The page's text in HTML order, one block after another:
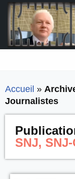
Aller
au
contenu
Accueil »
Journalistes
SNJ,